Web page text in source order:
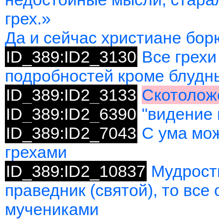
грех.»
Да и сейчас христиане
ID_389:ID2_3130 Все
подробностей кроме
ID_389:ID2_3133
ID_389:ID2_6390 "видение
ID_389:ID2_7043 С ума
грехами
ID_389:ID2_10837
праведник (святой), то
мучениками